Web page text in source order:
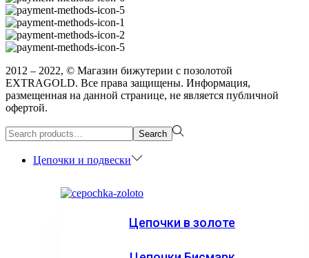
2012 – 2022, © Магазин бижутерии с позолотой
EXTRAGOLD. Все права защищены. Информация,
размещенная на данной странице, не является публичной
офертой.
Search
for:>
Search
Цепочки и подвески
Цепочки в золоте